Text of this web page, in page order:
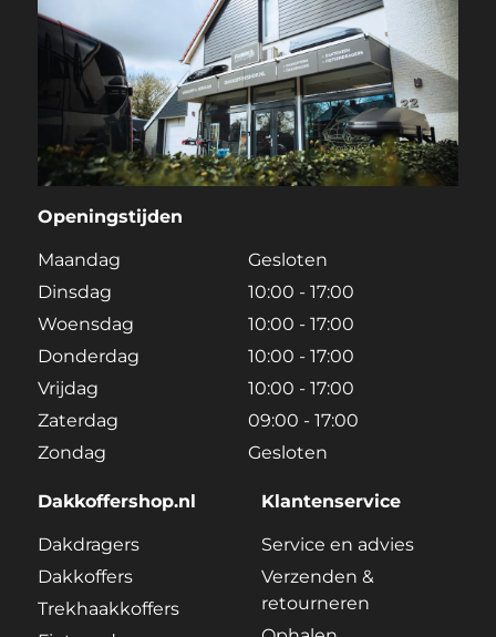
Openingstijden
Maandag
Gesloten
Dinsdag
10:00 - 17:00
Woensdag
10:00 - 17:00
Donderdag
10:00 - 17:00
Vrijdag
10:00 - 17:00
Zaterdag
09:00 - 17:00
Zondag
Gesloten
Dakkoffershop.nl
Dakdragers
Dakkoffers
Trekhaakkoffers
Klantenservice
Service en advies
Verzenden &
retourneren